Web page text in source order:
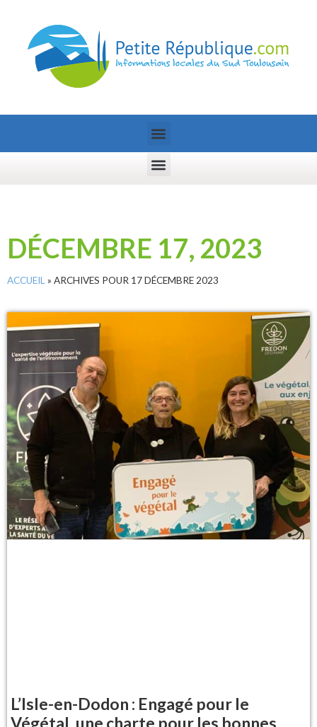
DÉCEMBRE 17, 2023
ACCUEIL » ARCHIVES POUR 17 DÉCEMBRE 2023
L’Isle-en-Dodon : Engagé pour le
Végétal, une charte pour les bonnes